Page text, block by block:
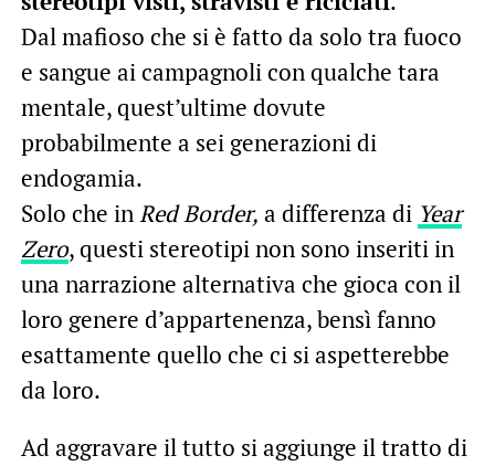
Dal mafioso che si è fatto da solo tra fuoco
e sangue ai campagnoli con qualche tara
mentale, quest’ultime dovute
probabilmente a sei generazioni di
endogamia.
Solo che inRed Border, a differenza di Year
Zero, questi stereotipi non sono inseriti in
una narrazione alternativa che gioca con il
loro genere d’appartenenza, bensì fanno
esattamente quello che ci si aspetterebbe
da loro.
Ad aggravare il tutto si aggiunge il tratto di